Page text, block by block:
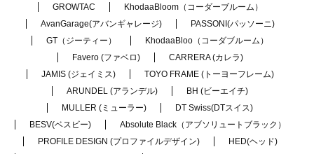
GROWTAC
KhodaaBloom（コーダーブルーム）
AvanGarage(アバンギャレージ)
PASSONI(パッソーニ)
GT（ジーティー）
KhodaaBloo（コーダブルーム）
Favero (ファベロ)
CARRERA (カレラ)
JAMIS (ジェイミス)
TOYO FRAME (トーヨーフレーム)
ARUNDEL (アランデル)
BH (ビーエイチ)
MULLER (ミューラー)
DT Swiss(DTスイス)
BESV(ベスビー)
Absolute Black（アブソリュートブラック）
PROFILE DESIGN (プロファイルデザイン)
HED(ヘッド)